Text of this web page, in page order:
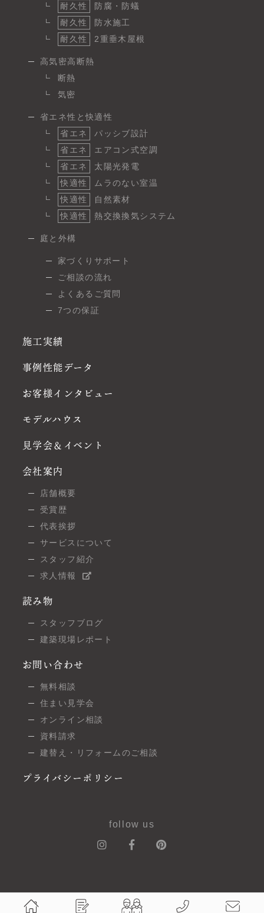
耐久性
防腐・防蟻
耐久性
防水施工
耐久性
2重垂木屋根
高気密高断熱
断熱
気密
省エネ性と快適性
省エネ
パッシブ設計
省エネ
エアコン式空調
省エネ
太陽光発電
快適性
ムラのない室温
快適性
自然素材
快適性
熱交換換気システム
庭と外構
家づくりサポート
ご相談の流れ
よくあるご質問
7つの保証
施工実績
事例性能データ
お客様インタビュー
モデルハウス
見学会＆イベント
会社案内
店舗概要
受賞歴
代表挨拶
サービスについて
スタッフ紹介
求人情報
読み物
スタッフブログ
建築現場レポート
お問い合わせ
無料相談
住まい見学会
オンライン相談
資料請求
建替え・リフォームのご相談
プライバシーポリシー
follow us